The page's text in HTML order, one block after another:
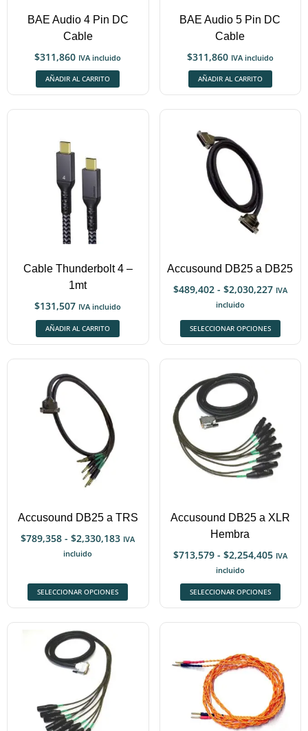
BAE Audio 4 Pin DC
Cable
$311,860 IVA incluido
AÑADIR AL CARRITO
BAE Audio 5 Pin DC
Cable
$311,860 IVA incluido
AÑADIR AL CARRITO
Cable Thunderbolt 4 –
1mt
$131,507 IVA incluido
AÑADIR AL CARRITO
Accusound DB25 a DB25
$489,402 - $2,030,227 IVA
incluido
SELECCIONAR OPCIONES
Accusound DB25 a TRS
$789,358 - $2,330,183 IVA
incluido
SELECCIONAR OPCIONES
Accusound DB25 a XLR
Hembra
$713,579 - $2,254,405 IVA
incluido
SELECCIONAR OPCIONES